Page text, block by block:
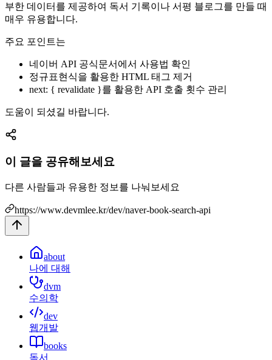
부한 데이터를 제공하여 독서 기록이나 서평 블로그를 만들 때
매우 유용합니다.
주요 포인트는
네이버 API 공식문서에서 사용법 확인
정규표현식을 활용한 HTML 태그 제거
next: { revalidate }를 활용한 API 호출 횟수 관리
도움이 되셨길 바랍니다.
이 글을 공유해보세요
다른 사람들과 유용한 정보를 나눠보세요
https://www.devmlee.kr/dev/naver-book-search-api
about
나에 대해
dvm
수의학
dev
웹개발
books
독서